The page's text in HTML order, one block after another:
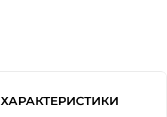
ХАРАКТЕРИСТИКИ